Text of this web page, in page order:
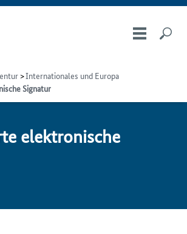
Internationales und Europa
Signatur
elektronische